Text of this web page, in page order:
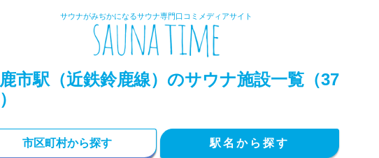
サウナがみぢかになるサウナ専門口コミメディアサイト
市駅（近鉄鈴鹿線）のサウナ施設一覧（37
市区町村から探す 駅名から探す